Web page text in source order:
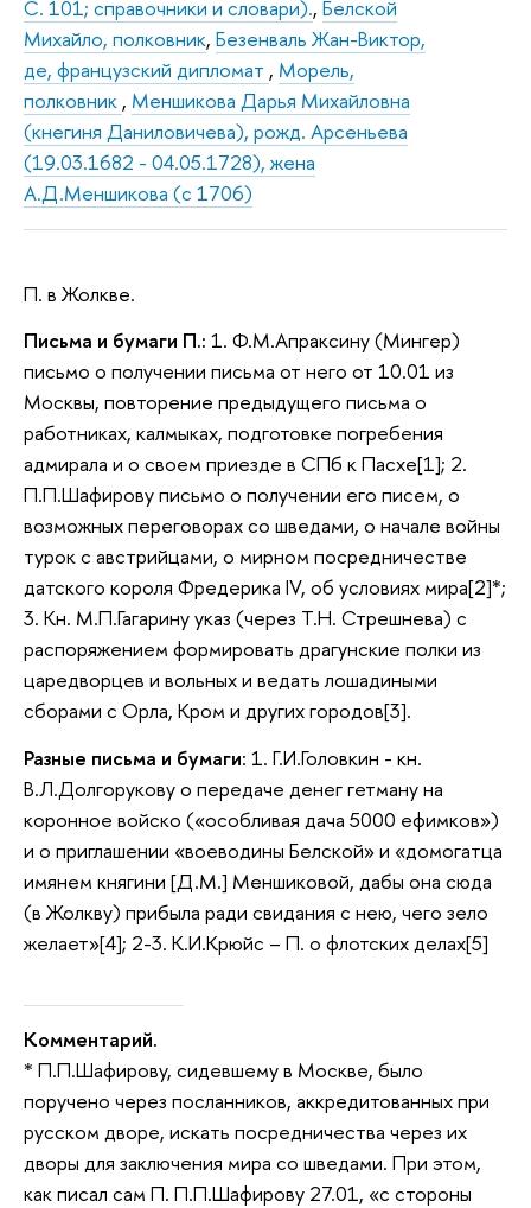
С. 101; справочники и словари)., Белской
Михайло, полковник, Безенваль Жан-Виктор,
де, французский дипломат , Морель,
полковник , Меншикова Дарья Михайловна
(кнегиня Даниловичева), рожд. Арсеньева
(19.03.1682 - 04.05.1728), жена
А.Д.Меншикова (с 1706)
П. в Жолкве.
Письма и бумаги П.: 1. Ф.М.Апраксину (Мингер)
письмо о получении письма от него от 10.01 из
Москвы, повторение предыдущего письма о
работниках, калмыках, подготовке погребения
адмирала и о своем приезде в СПб к Пасхе[1]; 2.
П.П.Шафирову письмо о получении его писем, о
возможных переговорах со шведами, о начале войны
турок с австрийцами, о мирном посредничестве
датского короля Фредерика IV, об условиях мира[2]*;
3. Кн. М.П.Гагарину указ (через Т.Н. Стрешнева) с
распоряжением формировать драгунские полки из
царедворцев и вольных и ведать лошадиными
сборами с Орла, Кром и других городов[3].
Разные письма и бумаги: 1. Г.И.Головкин - кн.
В.Л.Долгорукову о передаче денег гетману на
коронное войско («особливая дача 5000 ефимков»)
и о приглашении «воеводины Белской» и «домогатца
имянем княгини [Д.М.] Меншиковой, дабы она сюда
(в Жолкву) прибыла ради свидания с нею, чего зело
желает»[4]; 2-3. К.И.Крюйс – П. о флотских делах[5]
Комментарий.
* П.П.Шафирову, сидевшему в Москве, было
поручено через посланников, аккредитованных при
русском дворе, искать посредничества через их
дворы для заключения мира со шведами. При этом,
как писал сам П. П.П.Шафирову 27.01, «с стороны